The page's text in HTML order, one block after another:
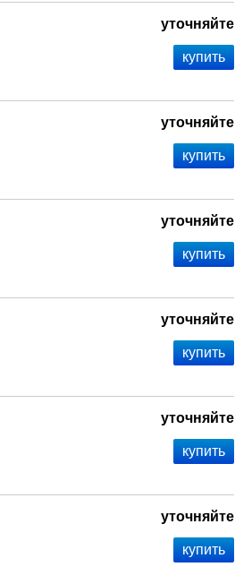
уточняйте
уточняйте
уточняйте
уточняйте
уточняйте
уточняйте